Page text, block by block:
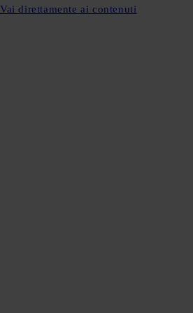
Vai direttamente ai contenuti